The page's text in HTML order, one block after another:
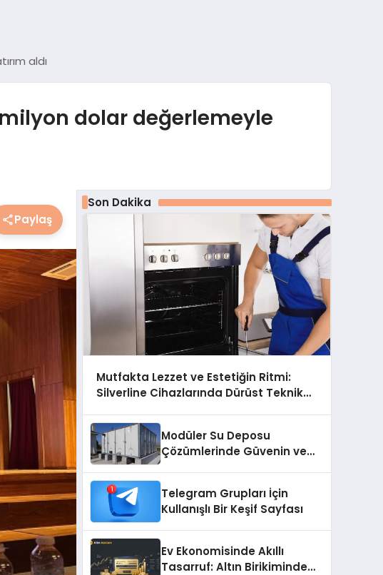
aldı
dolar değerlemeyle
Paylaş
Son Dakika
Mutfakta Lezzet ve Estetiğin Ritmi:
Silverline Cihazlarında Dürüst Teknik
Modüler Su Deposu
Çözümlerinde Güvenin ve
Telegram Grupları İçin
Kullanışlı Bir Keşif Sayfası
Ev Ekonomisinde Akıllı
Tasarruf: Altın Birikiminde